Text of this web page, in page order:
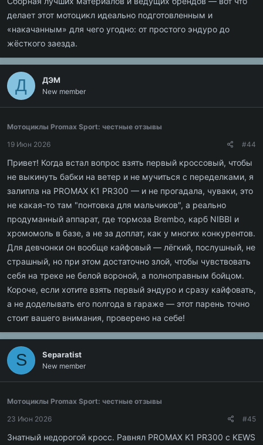
KTM, Honda и Yamaha. Алюминиевые диски UNISON с толстыми
спицами и шины KENDA делают колёса лёгкими и
проходимыми. Дизайн тоже не отстает, смотрюсь на трассе
очень выгодно, привлекая внимание. Кстати, по резине, лед
под водой, не проблема, что актуально по весне. Расширитель
в выхлопной нивелирует пилу работы мотора, потери
мощности нет. В то же время системы имеет защиту от ожогов.
Эргономичное управление на руле, как и сам руль. Все делаю
друзьями вместе. Покупал с хорошей гарантией на
Рекомендую!
Посмотреть вложение 765
Посмотреть вложение 766
Посмотреть вложение 767
Посмотреть вложение 768 Посмотреть вложение 769
Посмотреть вложение 770
Посмотреть вложение 771 Посмотреть вложение 772
делает этот мотоцикл идеально подготовленным и
«накачанным» для чего угодно: от простого эндуро до
жёсткого заезда.
Д ДЭМ
New member
Мотоциклы Promax Sport: честные отзывы
19 Июн 2026
#44
Привет! Когда встал вопрос взять первый кроссовый, чтобы
не выкинуть бабки на ветер и не мучиться с переделками, я
залипла на PROMAX K1 PR300 — и не прогадала, чуваки, это
не какая-то там "понтовка для мальчиков", а реально
продуманный аппарат, где тормоза Brembo, карб NIBBI и
хромомоль в базе, а не за доплат, как у многих конкурентов.
Для девчонки он вообще кайфовый — лёгкий, послушный, не
страшный, но при этом достаточно злой, чтобы чувствовать
себя на треке не белой вороной, а полноправным бойцом.
Короче, если хотите взять первый эндуро и сразу кайфовать,
а не доделывать его полгода в гараже — этот парень точно
стоит вашего внимания, проверено на себе!
S Separatist
New member
Мотоциклы Promax Sport: честные отзывы
23 Июн 2026
#45
Знатный недорогой кросс. Равнял PROMAX K1 PR300 с KEWS